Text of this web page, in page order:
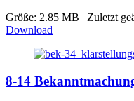
Größe: 2.85 MB | Zuletzt
Download
8-14